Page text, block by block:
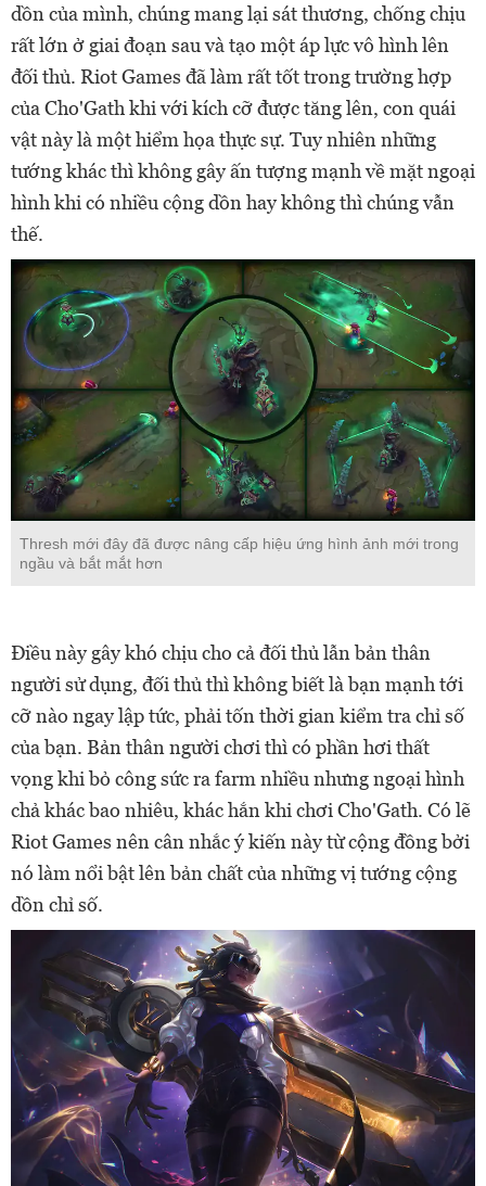
dồn của mình, chúng mang lại sát thương, chống chịu
rất lớn ở giai đoạn sau và tạo một áp lực vô hình lên
đối thủ. Riot Games đã làm rất tốt trong trường hợp
của Cho'Gath khi với kích cỡ được tăng lên, con quái
vật này là một hiểm họa thực sự. Tuy nhiên những
tướng khác thì không gây ấn tượng mạnh về mặt ngoại
hình khi có nhiều cộng dồn hay không thì chúng vẫn
thế.
Thresh mới đây đã được nâng cấp hiệu ứng hình ảnh mới trong
ngầu và bắt mắt hơn
Điều này gây khó chịu cho cả đối thủ lẫn bản thân
người sử dụng, đối thủ thì không biết là bạn mạnh tới
cỡ nào ngay lập tức, phải tốn thời gian kiểm tra chỉ số
của bạn. Bản thân người chơi thì có phần hơi thất
vọng khi bỏ công sức ra farm nhiều nhưng ngoại hình
chả khác bao nhiêu, khác hắn khi chơi Cho'Gath. Có lẽ
Riot Games nên cân nhắc ý kiến này từ cộng đồng bởi
nó làm nổi bật lên bản chất của những vị tướng cộng
dồn chỉ số.